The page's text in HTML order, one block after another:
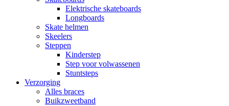
Elektrische skateboards
Longboards
Skate helmen
Skeelers
Steppen
Kinderstep
Step voor volwassenen
Stuntsteps
Verzorging
Alles braces
Buikzweetband